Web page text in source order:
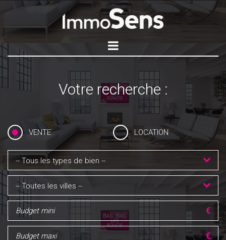
Votre recherche :
VENTE LOCATION
-- Tous les types de bien --
-- Toutes les villes --